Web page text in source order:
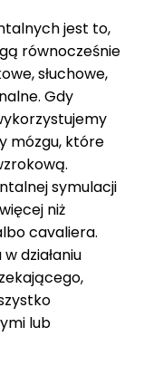
jest to,
równocześnie
słuchowe,
Gdy
mózgu, które
symulacji
niż
cavaliera.
działaniu
lub